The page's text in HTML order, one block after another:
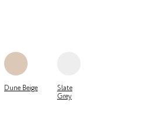
Dune Beige
Slate
Grey